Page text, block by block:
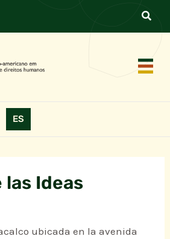
ES
las Ideas
ubicada en la avenida